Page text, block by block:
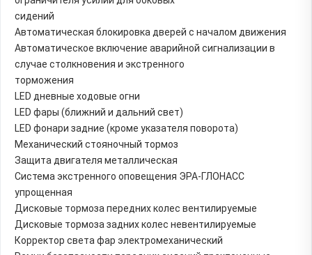
сидений
Автоматическая блокировка дверей с началом движения
Автоматическое включение аварийной сигнализации в
случае столкновения и экстренного
торможения
LED дневные ходовые огни
LED фары (ближний и дальний свет)
LED фонари задние (кроме указателя поворота)
Механический стояночный тормоз
Защита двигателя металлическая
Система экстренного оповещения ЭРА-ГЛОНАСС
упрощенная
Дисковые тормоза передних колес вентилируемые
Дисковые тормоза задних колес невентилируемые
Корректор света фар электромеханический